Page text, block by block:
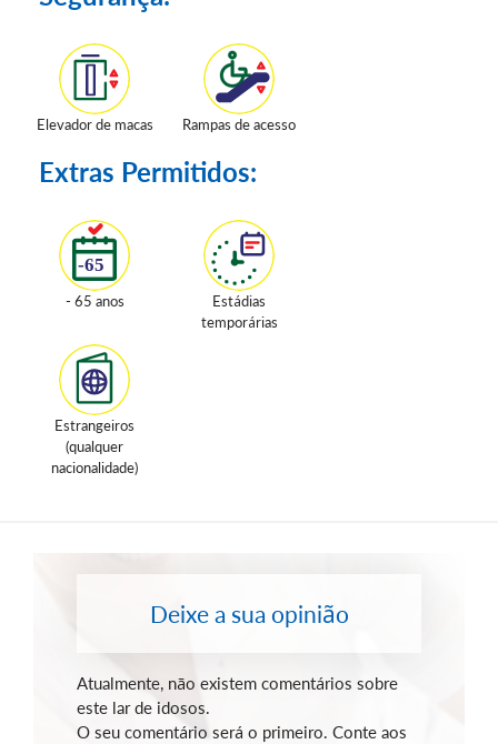
Elevador de macas Rampas de acesso
Extras Permitidos:
- 65 anos
Estádias
temporárias
Estrangeiros
(qualquer
nacionalidade)
Deixe a sua opinião
Atualmente, não existem comentários sobre
este lar de idosos.
O seu comentário será o primeiro. Conte aos